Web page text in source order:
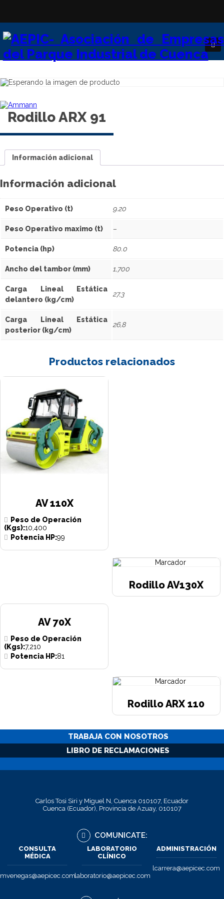
Rodillo ARX 91
Información adicional
Información adicional
Peso Operativo (t) 9.20
Peso Operativo maximo (t) –
Potencia (hp) 80.0
Ancho del tambor (mm) 1,700
Carga Lineal Estática
delantero (kg/cm)
27,3
Carga Lineal Estática
posterior (kg/cm)
26,8
Productos relacionados
AV 110X
Peso de Operación
(Kgs):10,400
Potencia HP:99
Rodillo AV130X
AV 70X
Peso de Operación
(Kgs):7,210
Potencia HP:81
Rodillo ARX 110
TRABAJA CON NOSOTROS
LIBRO DE RECLAMACIONES
Carlos Tosi Siri y Miguel N, Cuenca 010107, Ecuador
Cuenca (Ecuador), Provincia de Azuay, 010107
COMUNICATE:
CONSULTA
MÉDICA
mvenegas@aepicec.com
LABORATORIO
CLÍNICO
laboratorio@aepicec.com
ADMINISTRACIÓN
lcarrera@aepicec.com